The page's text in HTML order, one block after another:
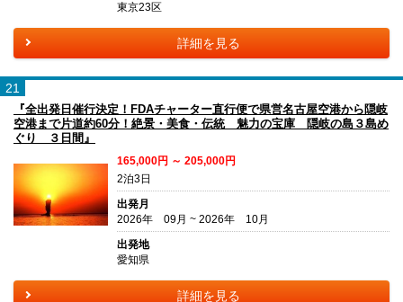
東京23区
詳細を見る
21
『全出発日催行決定！FDAチャーター直行便で県営名古屋空港から隠岐
空港まで片道約60分！絶景・美食・伝統 魅力の宝庫 隠岐の島３島め
ぐり ３日間』
165,000円 ～ 205,000円
2泊3日
出発月
2026年 09月 ~ 2026年 10月
出発地
愛知県
詳細を見る